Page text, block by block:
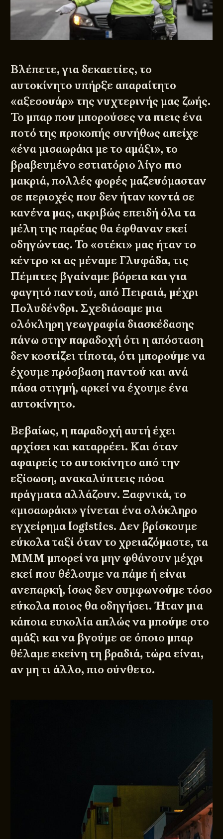
Βλέπετε, για δεκαετίες, το
αυτοκίνητο υπήρξε απαραίτητο
«αξεσουάρ» της νυχτερινής μας ζωής.
Το μπαρ που μπορούσες να πιεις ένα
ποτό της προκοπής συνήθως απείχε
«ένα μισαωράκι με το αμάξι», το
βραβευμένο εστιατόριο λίγο πιο
μακριά, πολλές φορές μαζευόμασταν
σε περιοχές που δεν ήταν κοντά σε
κανένα μας, ακριβώς επειδή όλα τα
μέλη της παρέας θα έφθαναν εκεί
οδηγώντας. Το «στέκι» μας ήταν το
κέντρο κι ας μέναμε Γλυφάδα, τις
Πέμπτες βγαίναμε βόρεια και για
φαγητό παντού, από Πειραιά, μέχρι
Πολυδένδρι. Σχεδιάσαμε μια
ολόκληρη γεωγραφία διασκέδασης
πάνω στην παραδοχή ότι η απόσταση
δεν κοστίζει τίποτα, ότι μπορούμε να
έχουμε πρόσβαση παντού και ανά
πάσα στιγμή, αρκεί να έχουμε ένα
αυτοκίνητο.
Βεβαίως, η παραδοχή αυτή έχει
αρχίσει και καταρρέει. Και όταν
αφαιρείς το αυτοκίνητο από την
εξίσωση, ανακαλύπτεις πόσα
πράγματα αλλάζουν. Ξαφνικά, το
«μισαωράκι» γίνεται ένα ολόκληρο
εγχείρημα logistics. Δεν βρίσκουμε
εύκολα ταξί όταν το χρειαζόμαστε, τα
ΜΜΜ μπορεί να μην φθάνουν μέχρι
εκεί που θέλουμε να πάμε ή είναι
ανεπαρκή, ίσως δεν συμφωνούμε τόσο
εύκολα ποιος θα οδηγήσει. Ήταν μια
κάποια ευκολία απλώς να μπούμε στο
αμάξι και να βγούμε σε όποιο μπαρ
θέλαμε εκείνη τη βραδιά, τώρα είναι,
αν μη τι άλλο, πιο σύνθετο.